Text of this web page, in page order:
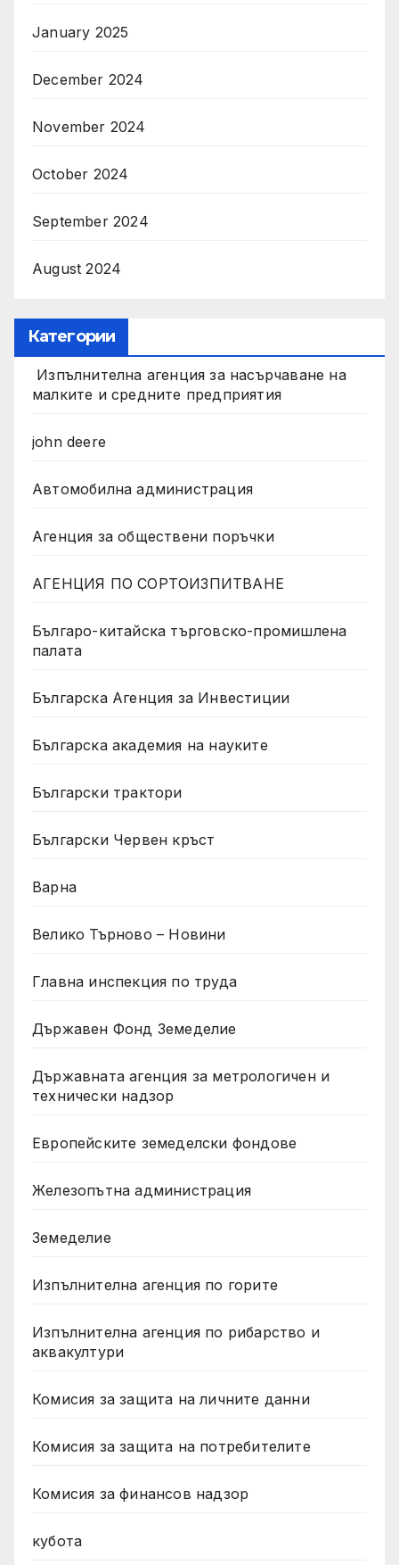
January 2025
December 2024
November 2024
October 2024
September 2024
August 2024
Категории
Изпълнителна агенция за насърчаване на
малките и средните предприятия
john deere
Автомобилна администрация
Агенция за обществени поръчки
АГЕНЦИЯ ПО СОРТОИЗПИТВАНЕ
Българо-китайска търговско-промишлена
палата
Българска Агенция за Инвестиции
Българска академия на науките
Български трактори
Български Червен кръст
Варна
Велико Търново – Новини
Главна инспекция по труда
Държавен Фонд Земеделие
Държавната агенция за метрологичен и
технически надзор
Европейските земеделски фондове
Железопътна администрация
Земеделие
Изпълнителна агенция по горите
Изпълнителна агенция по рибарство и
аквакултури
Комисия за защита на личните данни
Комисия за защита на потребителите
Комисия за финансов надзор
кубота